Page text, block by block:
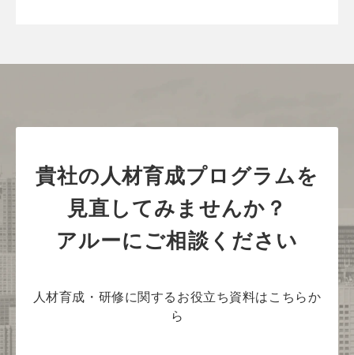
貴社の人材育成プログラムを
見直してみませんか？
アルーにご相談ください
人材育成・研修に関するお役立ち資料はこちらか
ら